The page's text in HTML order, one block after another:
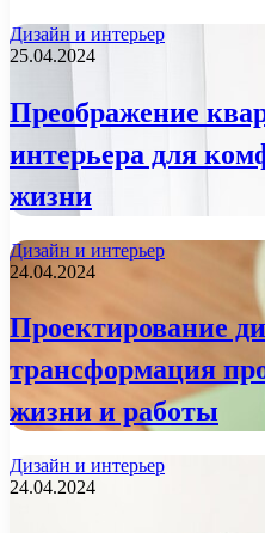
Дизайн и интерьер
25.04.2024
Преображение
интерьера для
жизни
Дизайн и интерьер
24.04.2024
Проектирование
трансформация
жизни и работы
Дизайн и интерьер
24.04.2024